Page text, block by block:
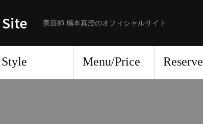
美容師 楠本真澄のオフィシャルサイト
Style Menu/Price Reserve